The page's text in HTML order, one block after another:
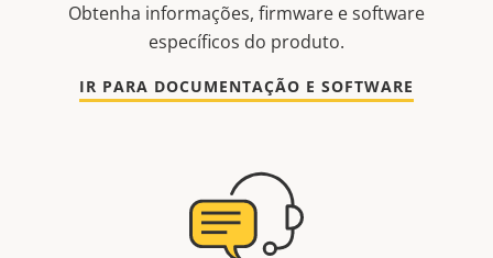
Obtenha informações, firmware e software
específicos do produto.
IR PARA DOCUMENTAÇÃO E SOFTWARE